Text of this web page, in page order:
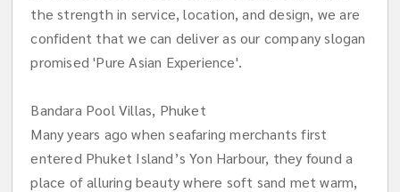
the strength in service, location, and design, we are
confident that we can deliver as our company slogan
promised 'Pure Asian Experience'.
Bandara Pool Villas, Phuket
Many years ago when seafaring merchants first
entered Phuket Island’s Yon Harbour, they found a
place of alluring beauty where soft sand met warm,